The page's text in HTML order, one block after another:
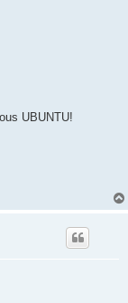
UBUNTU!